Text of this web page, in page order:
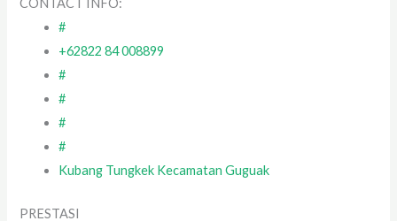
CONTACT INFO:
#
+62822 84 008899
#
#
#
#
Kubang Tungkek Kecamatan Guguak
PRESTASI